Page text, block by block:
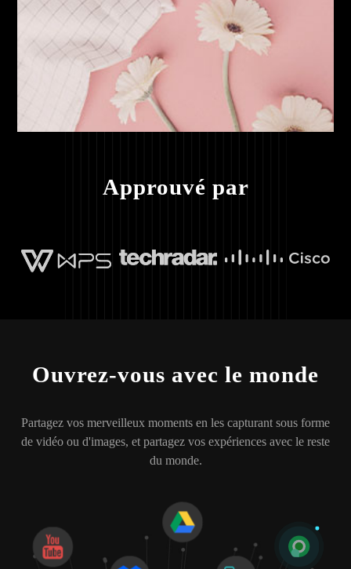
Approuvé par
Ouvrez-vous avec le monde
Partagez vos merveilleux moments en les capturant sous forme
de vidéo ou d'images, et partagez vos expériences avec le reste
du monde.